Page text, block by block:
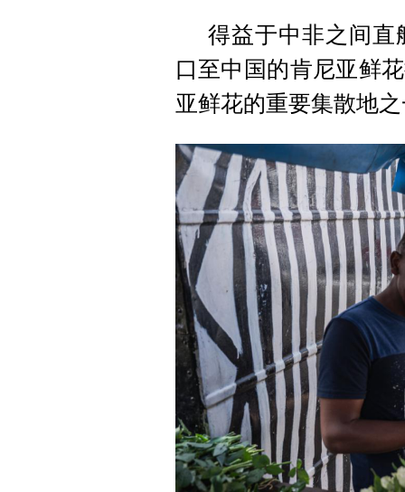
得益于中非之间直
口至中国的肯尼亚鲜
亚鲜花的重要集散地